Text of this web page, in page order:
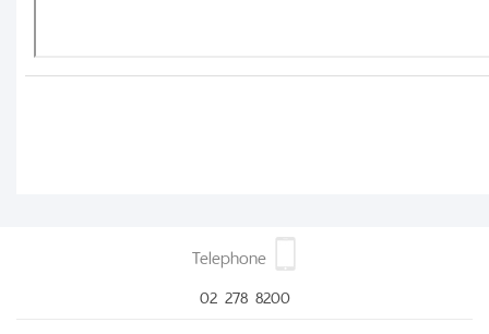
Telephone
02 278 8200